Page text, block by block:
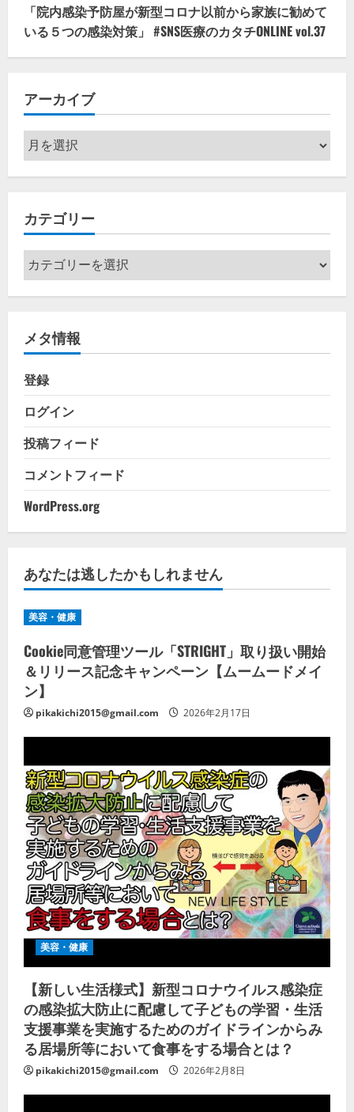
「院内感染予防屋が新型コロナ以前から家族に勧めて
いる５つの感染対策」 #SNS医療のカタチONLINE vol.37
アーカイブ
ア
ー
カ
ブ
カテゴリー
カ
テ
ゴ
ー
メタ情報
登録
ログイン
投稿フィード
コメントフィード
WordPress.org
あなたは逃したかもしれません
美容・健康
Cookie同意管理ツール「STRIGHT」取り扱い開始
＆リリース記念キャンペーン【ムームードメイ
ン】
pikakichi2015@gmail.com 2026年2月17日
美容・健康
【新しい生活様式】新型コロナウイルス感染症
の感染拡大防止に配慮して子どもの学習・生活
支援事業を実施するためのガイドラインからみ
る居場所等において食事をする場合とは？
pikakichi2015@gmail.com 2026年2月8日